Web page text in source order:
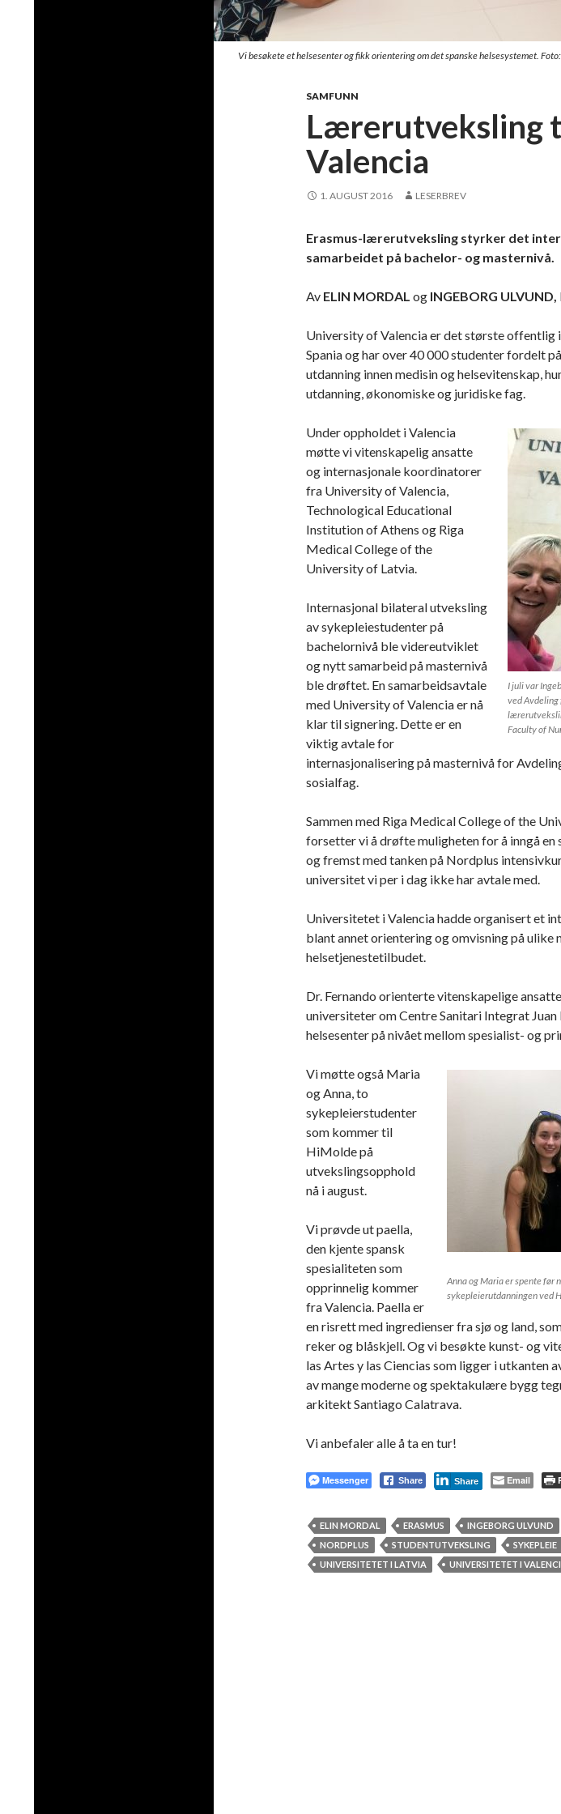
Vi besøkete et helsesenter og fikk orientering om det spanske helsesystemet.
SAMFUNN
Lærerutveksling
Valencia
1. AUGUST 2016 LESERBREV
Erasmus-lærerutveksling styrker det
samarbeidet på bachelor- og masternivå.
Av ELIN MORDAL og INGEBORG ULVUND,
University of Valencia er det største offentlig
Spania og har over 40 000 studenter fordelt
utdanning innen medisin og helsevitenskap,
utdanning, økonomiske og juridiske fag.
I juli var
ved Avdeling
Faculty of
Under oppholdet i Valencia
møtte vi vitenskapelig ansatte
og internasjonale koordinatorer
fra University of Valencia,
Technological Educational
Institution of Athens og Riga
Medical College of the
University of Latvia.
Internasjonal bilateral utveksling
av sykepleiestudenter på
bachelornivå ble videreutviklet
og nytt samarbeid på masternivå
ble drøftet. En samarbeidsavtale
med University of Valencia er nå
klar til signering. Dette er en
viktig avtale for
internasjonalisering på masternivå for
sosialfag.
Sammen med Riga Medical College of the
forsetter vi å drøfte muligheten for å inngå
og fremst med tanken på Nordplus
universitet vi per i dag ikke har avtale med.
Universitetet i Valencia hadde organisert et
blant annet orientering og omvisning på ulike
helsetjenestetilbudet.
Dr. Fernando orienterte vitenskapelige
universiteter om Centre Sanitari Integrat Juan
helsesenter på nivået mellom spesialist- og
Anna og Maria er spente før
sykepleierutdanningen ved
Vi møtte også Maria
og Anna, to
sykepleierstudenter
som kommer til
HiMolde på
utvekslingsopphold
nå i august.
Vi prøvde ut paella,
den kjente spansk
spesialiteten som
opprinnelig kommer
fra Valencia. Paella er
en risrett med ingredienser fra sjø og land,
reker og blåskjell. Og vi besøkte kunst- og
las Artes y las Ciencias som ligger i utkanten
av mange moderne og spektakulære bygg
arkitekt Santiago Calatrava.
Vi anbefaler alle å ta en tur!
Messenger Share Share Email
ELIN MORDAL ERASMUS INGEBORG ULVUND
NORDPLUS
STUDENTUTVEKSLING
SYKEPLEIE
UNIVERSITETET I LATVIA
UNIVERSITETET I